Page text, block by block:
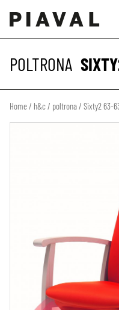
POLTRONA
Home/ h&c/ poltrona/ Sixty2 63-